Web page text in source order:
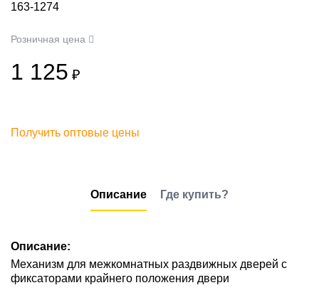
163-1274
Розничная цена
1 125 ₽
Получить оптовые цены
Описание Где купить?
Описание:
Механизм для межкомнатных раздвижных дверей с
фиксаторами крайнего положения двери